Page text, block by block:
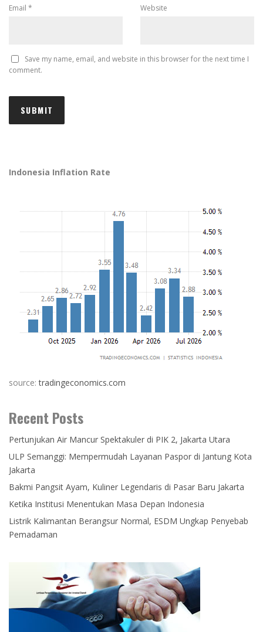
Email * Website
Save my name, email, and website in this browser for the next time I
comment.
Indonesia Inflation Rate
source:tradingeconomics.com
Recent Posts
Pertunjukan Air Mancur Spektakuler di PIK 2, Jakarta Utara
ULP Semanggi: Mempermudah Layanan Paspor di Jantung Kota
Jakarta
Bakmi Pangsit Ayam, Kuliner Legendaris di Pasar Baru Jakarta
Ketika Institusi Menentukan Masa Depan Indonesia
Listrik Kalimantan Berangsur Normal, ESDM Ungkap Penyebab
Pemadaman